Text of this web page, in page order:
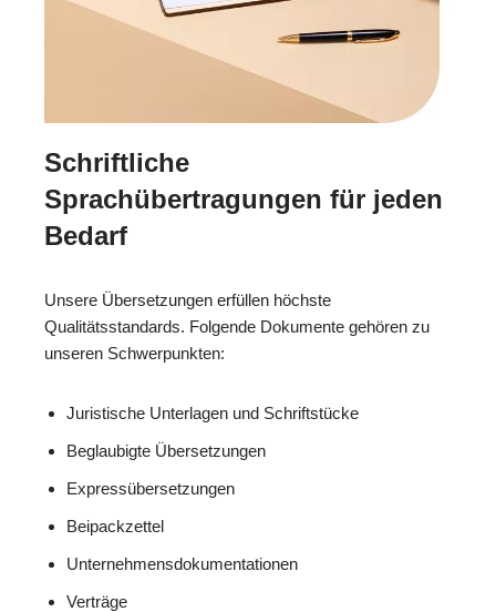
Schriftliche
Sprachübertragungen für jeden
Bedarf
Unsere Übersetzungen erfüllen höchste
Qualitätsstandards. Folgende Dokumente gehören zu
unseren Schwerpunkten:
Juristische Unterlagen und Schriftstücke
Beglaubigte Übersetzungen
Expressübersetzungen
Beipackzettel
Unternehmensdokumentationen
Verträge